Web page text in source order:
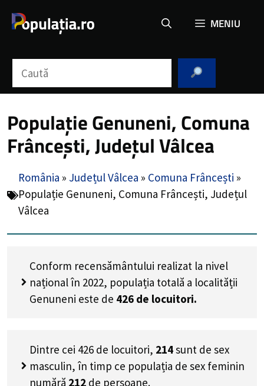
MENIU
Populație Genuneni, Comuna
Frâncești, Județul Vâlcea
România » Județul Vâlcea » Comuna Frâncești »
Populație Genuneni, Comuna Frâncești, Județul
Vâlcea
Conform recensământului realizat la nivel
național în 2022, populația totală a localității
Genuneni este de 426 de locuitori.
Dintre cei 426 de locuitori, 214sunt de sex
masculin, în timp ce populația de sex feminin
numără 212 de persoane.